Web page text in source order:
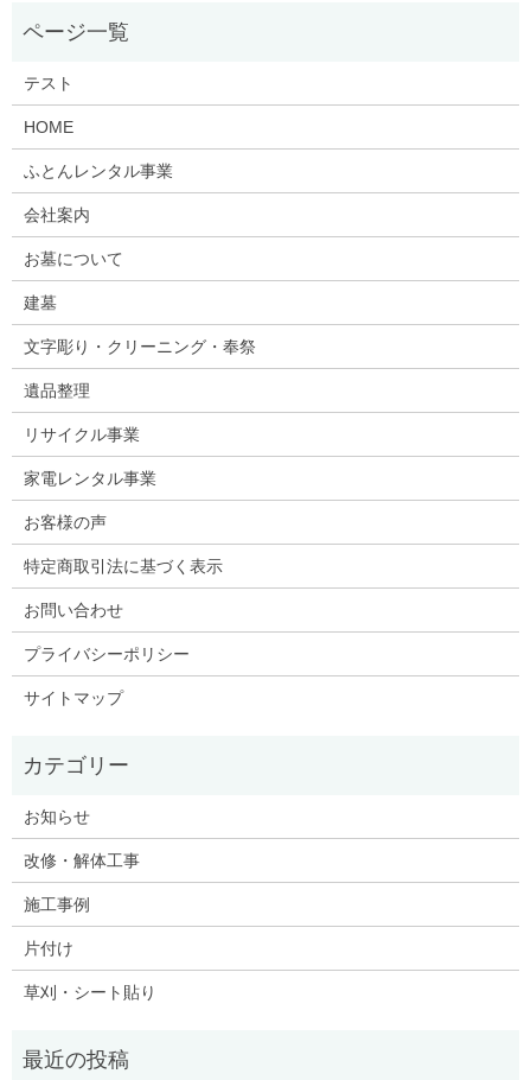
テスト
HOME
ふとんレンタル事業
会社案内
お墓について
建墓
文字彫り・クリーニング・奉祭
遺品整理
リサイクル事業
家電レンタル事業
お客様の声
特定商取引法に基づく表示
お問い合わせ
プライバシーポリシー
サイトマップ
お知らせ
改修・解体工事
施工事例
片付け
草刈・シート貼り